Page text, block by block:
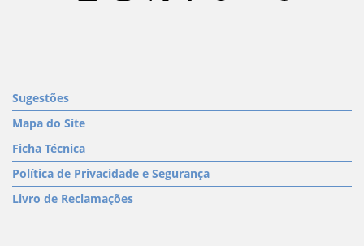
Sugestões
Mapa do Site
Ficha Técnica
Política de Privacidade e Segurança
Livro de Reclamações